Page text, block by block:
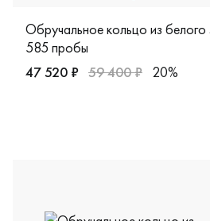
Обручальное кольцо из белого
585 пробы
Женские, мужские, парные,
47 520 ₽ 59 400 ₽ 20%